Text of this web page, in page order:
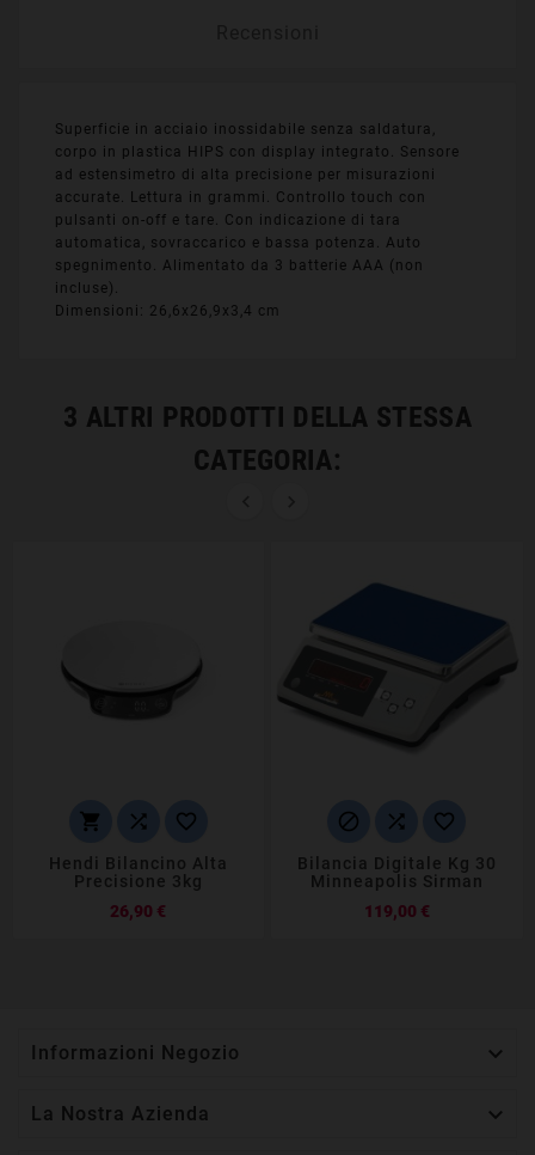
Superficie in acciaio inossidabile senza saldatura,
corpo in plastica HIPS con display integrato. Sensore
ad estensimetro di alta precisione per misurazioni
accurate. Lettura in grammi. Controllo touch con
pulsanti on-off e tare. Con indicazione di tara
automatica, sovraccarico e bassa potenza. Auto
spegnimento. Alimentato da 3 batterie AAA (non
incluse).
Dimensioni: 26,6x26,9x3,4 cm
3 ALTRI PRODOTTI DELLA STESSA
CATEGORIA:
  
Hendi Bilancino Alta
Precisione 3kg
26,90 €
  
Bilancia Digitale Kg 30
Minneapolis Sirman
119,00 €Prezzo
Informazioni Negozio 
La Nostra Azienda 